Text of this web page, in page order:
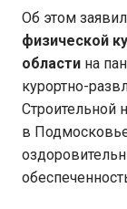
Об этом заявил
физической
области на
курортно-
Строительной
в